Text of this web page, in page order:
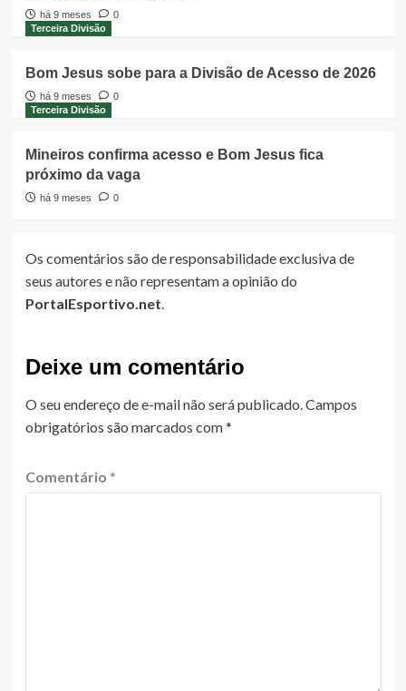
há 9 meses
0
Terceira Divisão
Bom Jesus sobe para a Divisão de Acesso de 2026
há 9 meses
0
Terceira Divisão
Mineiros confirma acesso e Bom Jesus fica
próximo da vaga
há 9 meses 0
Os comentários são de responsabilidade exclusiva de
seus autores e não representam a opinião do
PortalEsportivo.net
Deixe um comentário
O seu endereço de e-mail não será publicado. Campos
obrigatórios são marcados com*
Comentário *